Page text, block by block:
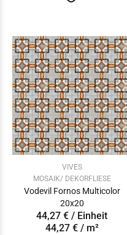
VIVES
MOSAIK/ DEKORFLIESE
Vodevil Fornos Multicolor
20x20
44,27 € / Einheit
44,27 € / m²